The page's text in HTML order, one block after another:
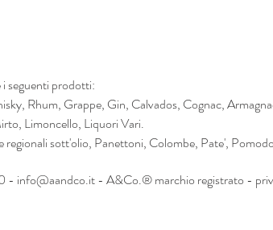
seguenti prodotti:
Rhum, Grappe, Gin, Calvados, Cognac,
Limoncello, Liquori Vari.
regionali sott'olio, Panettoni, Colombe, Pate',
- info@aandco.it- A&Co.® marchio registrato -